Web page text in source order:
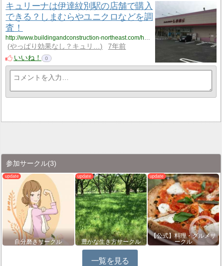
キュリーナは伊達紋別駅の店舗で購入
できる？しまむらやユニクロなどを調
査！
http://www.buildingandconstruction-northeast.com/hokkaido/hokkaido_4/hokkaido_4_cyuliee1/
やっぱり効果なし？キュリ…
7年前
いいね！
0
参加サークル(3)
自分磨きサークル 豊かな生き方サークル
【公式】料理・グルメサ
ークル
一覧を見る